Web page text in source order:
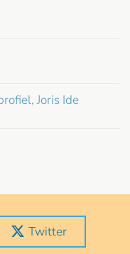
Joris Ide
Twitter